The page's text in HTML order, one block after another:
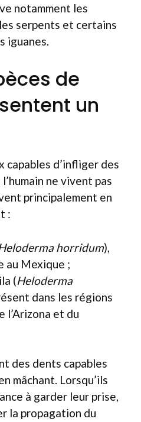
notamment les
serpents et certains
iguanes.
de
un
capables d’infliger des
ne vivent pas
principalement en
:
horridum),
au Mexique ;
(Heloderma
dans les régions
l’Arizona et du
des dents capables
mâchant. Lorsqu’ils
à garder leur prise,
la propagation du